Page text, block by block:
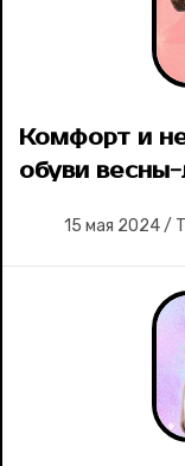
Комфорт и
обуви
15 мая 2024/